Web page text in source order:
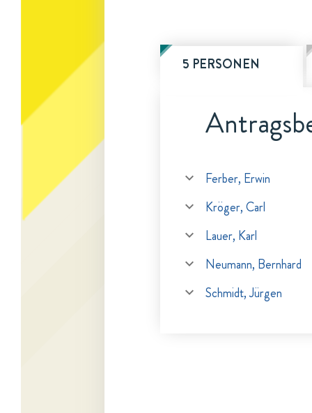
5 PERSONEN
Ferber, Erwin
Kröger, Carl
Lauer, Karl
Neumann, Bernhard
Schmidt, Jürgen